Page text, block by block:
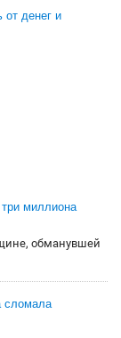
от денег и
миллиона
обманувшей
сломала